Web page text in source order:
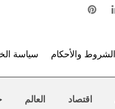
الشروط والأحكام سياسة
اقتصاد العالم